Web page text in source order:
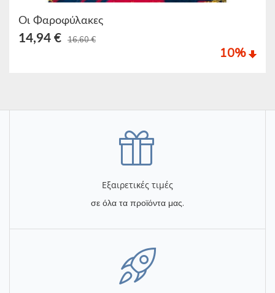
Οι Φαροφύλακες
14,94 € 16,60 €
10%
Εξαιρετικές τιμές
σε όλα τα προϊόντα μας.